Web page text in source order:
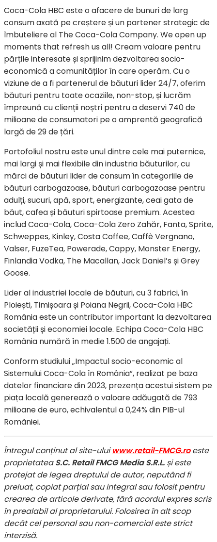
Coca-Cola HBC este o afacere de bunuri de larg
consum axată pe creștere și un partener strategic de
îmbuteliere al The Coca-Cola Company. We open up
moments that refresh us all! Cream valoare pentru
părțile interesate și sprijinim dezvoltarea socio-
economică a comunităților în care operăm. Cu o
viziune de a fi partenerul de băuturi lider 24/7, oferim
băuturi pentru toate ocaziile, non-stop, și lucrăm
împreună cu clienții noștri pentru a deservi 740 de
milioane de consumatori pe o amprentă geografică
largă de 29 de țări.
Portofoliul nostru este unul dintre cele mai puternice,
mai largi și mai flexibile din industria băuturilor, cu
mărci de băuturi lider de consum în categoriile de
băuturi carbogazoase, băuturi carbogazoase pentru
adulți, sucuri, apă, sport, energizante, ceai gata de
băut, cafea și băuturi spirtoase premium. Acestea
includ Coca-Cola, Coca-Cola Zero Zahăr, Fanta, Sprite,
Schweppes, Kinley, Costa Coffee, Caffè Vergnano,
Valser, FuzeTea, Powerade, Cappy, Monster Energy,
Finlandia Vodka, The Macallan, Jack Daniel’s și Grey
Goose.
Lider al industriei locale de băuturi, cu 3 fabrici, în
Ploiești, Timișoara și Poiana Negrii, Coca-Cola HBC
România este un contributor important la dezvoltarea
societății și economiei locale. Echipa Coca-Cola HBC
România numără în medie 1.500 de angajați.
Conform studiului „Impactul socio-economic al
Sistemului Coca-Cola în România”, realizat pe baza
datelor financiare din 2023, prezența acestui sistem pe
piața locală generează o valoare adăugată de 793
milioane de euro, echivalentul a 0,24% din PIB-ul
României.
Întregul conținut al site-uluiwww.retail-FMCG.roeste
proprietateaS.C. Retail FMCG Media S.R.L. și este
protejat de legea dreptului de autor, neputând fi
preluat, copiat parțial sau integral sau folosit pentru
crearea de articole derivate, fără acordul expres scris
în prealabil al proprietarului. Folosirea în alt scop
decât cel personal sau non-comercial este strict
interzisă.